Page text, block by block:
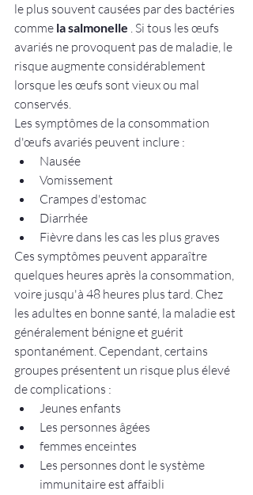
le plus souvent causées par des bactéries
comme la salmonelle . Si tous les œufs
avariés ne provoquent pas de maladie, le
risque augmente considérablement
lorsque les œufs sont vieux ou mal
conservés.
Les symptômes de la consommation
d'œufs avariés peuvent inclure :
Nausée
Vomissement
Crampes d'estomac
Diarrhée
Fièvre dans les cas les plus graves
Ces symptômes peuvent apparaître
quelques heures après la consommation,
voire jusqu'à 48 heures plus tard. Chez
les adultes en bonne santé, la maladie est
généralement bénigne et guérit
spontanément. Cependant, certains
groupes présentent un risque plus élevé
de complications :
Jeunes enfants
Les personnes âgées
femmes enceintes
Les personnes dont le système
immunitaire est affaibli